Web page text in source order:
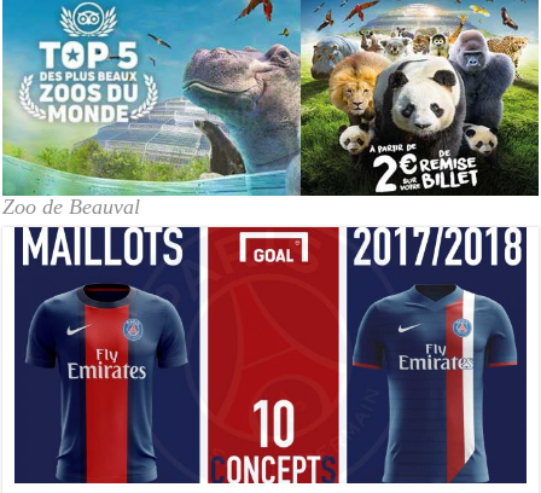
Zoo de Beauval